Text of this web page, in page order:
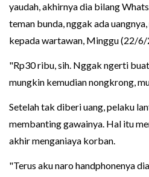
yaudah, akhirnya dia bilang
teman bunda, nggak ada
kepada wartawan, Minggu (22/
"Rp30 ribu, sih. Nggak ngerti
mungkin kemudian nongkrong,
Setelah tak diberi uang, pelaku
membanting gawainya. Hal itu
akhir menganiaya korban.
"Terus aku naro handphonenya